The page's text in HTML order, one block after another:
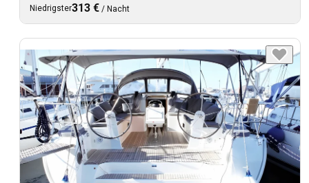
Niedrigster313 € / Nacht